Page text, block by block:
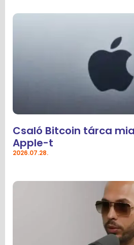
Csaló Bitcoin tárca
Apple-t
2026.07.28.